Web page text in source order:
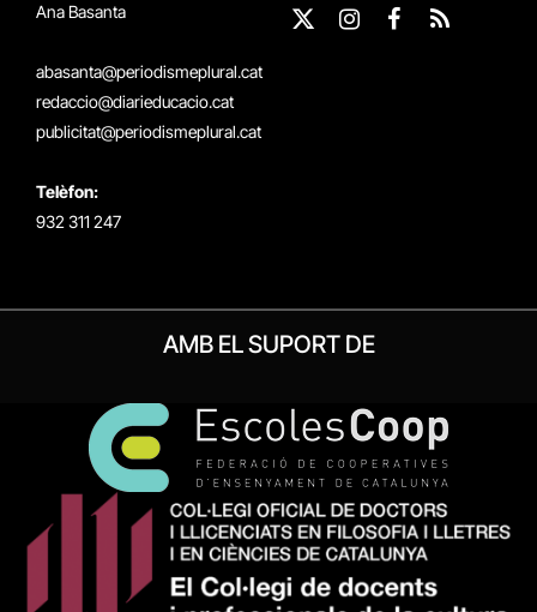
Ana Basanta
abasanta@periodismeplural.cat
redaccio@diarieducacio.cat
publicitat@periodismeplural.cat
Telèfon:
932 311 247
X
Instagram
Facebook
RSS
AMB EL SUPORT DE